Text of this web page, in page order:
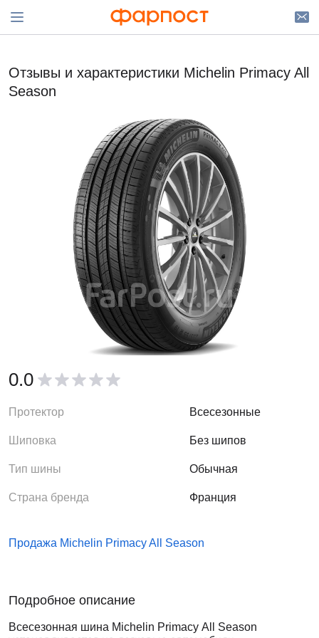
Отзывы и характеристики Michelin Primacy All
Season
0.0
Протектор Всесезонные
Шиповка Без шипов
Тип шины Обычная
Страна бренда Франция
Продажа Michelin Primacy All Season
Подробное описание
Всесезонная шина Michelin Primacy All Season